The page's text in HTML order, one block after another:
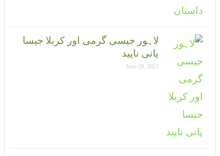
لاہور جیسی گرمی اور کربلا جیسا
پانی ناپید
June 29, 2022